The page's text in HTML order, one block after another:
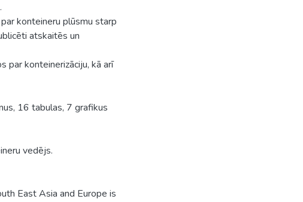
konteineru plūsmu starp
atskaitēs un
par konteinerizāciju, kā arī
16 tabulas, 7 grafikus
vedējs.
East Asia and Europe is